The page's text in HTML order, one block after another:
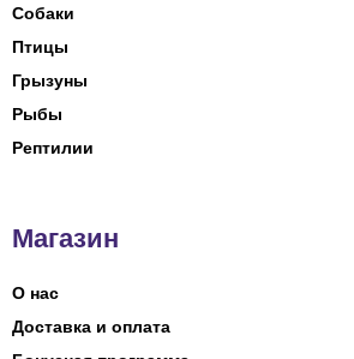
Собаки
Птицы
Грызуны
Рыбы
Рептилии
Магазин
О нас
Доставка и оплата